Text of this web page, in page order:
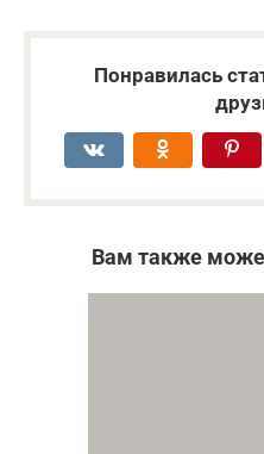
Понравилась
Вам также